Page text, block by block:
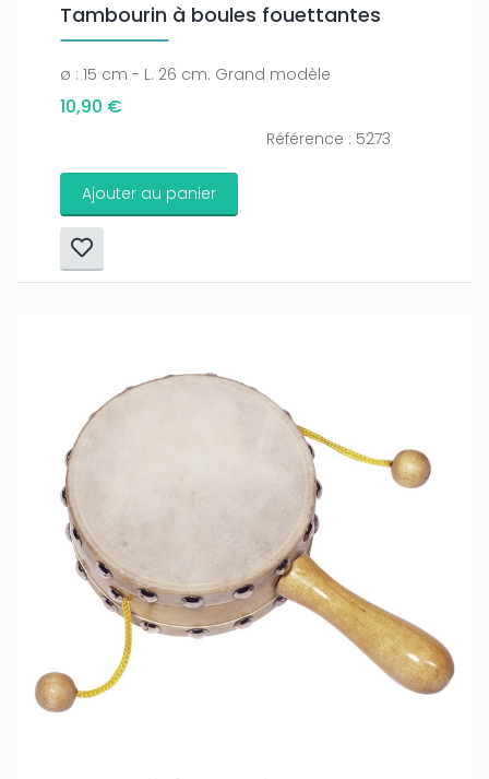
Tambourin à boules fouettantes
ø : 15 cm - L. 26 cm. Grand modèle
10,90 €
Référence : 5273
Ajouter au panier